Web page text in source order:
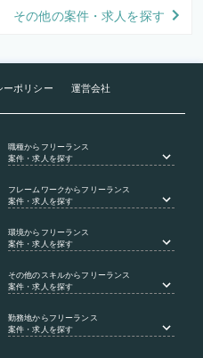
その他の案件・求人を探す
ーポリシー 運営会社
職種からフリーランス
案件・求人を探す
フレームワークからフリーランス
案件・求人を探す
環境からフリーランス
案件・求人を探す
その他のスキルからフリーランス
案件・求人を探す
勤務地からフリーランス
案件・求人を探す